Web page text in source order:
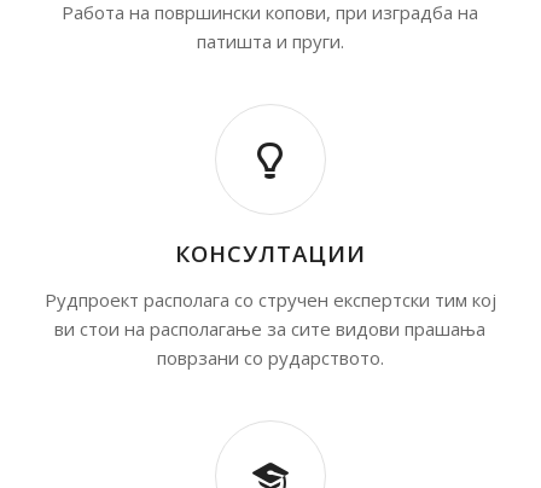
Работа на површински копови, при изградба на
патишта и пруги.
КОНСУЛТАЦИИ
Рудпроект располага со стручен експертски тим кој
ви стои на располагање за сите видови прашања
поврзани со рударството.